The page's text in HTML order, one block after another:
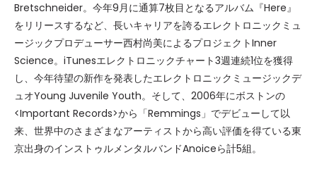
Bretschneider。今年9月に通算7枚目となるアルバム『Here』
をリリースするなど、長いキャリアを誇るエレクトロニックミュ
ージックプロデューサー西村尚美によるプロジェクトInner
Science。iTunesエレクトロニックチャート3週連続1位を獲得
し、今年待望の新作を発表したエレクトロニックミュージックデ
ュオYoung Juvenile Youth。そして、2006年にボストンの
<Important Records>から「Remmings」でデビューして以
来、世界中のさまざまなアーティストから高い評価を得ている東
京出身のインストゥルメンタルバンドAnoiceら計5組。